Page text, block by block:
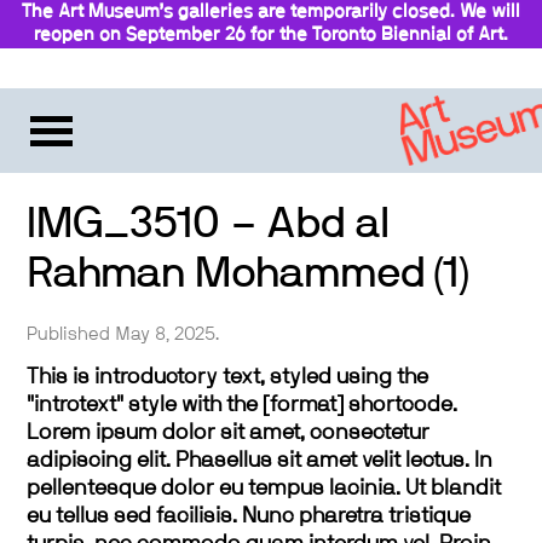
The Art Museum’s galleries are temporarily closed. We will
reopen on September 26 for the Toronto Biennial of Art.
IMG_3510 – Abd al
Rahman Mohammed (1)
Published May 8, 2025.
This is introductory text, styled using the
"introtext" style with the [format] shortcode.
Lorem ipsum dolor sit amet, consectetur
adipiscing elit. Phasellus sit amet velit lectus. In
pellentesque dolor eu tempus lacinia. Ut blandit
eu tellus sed facilisis. Nunc pharetra tristique